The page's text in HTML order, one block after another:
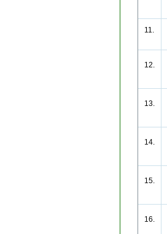
11.
12.
13.
14.
15.
16.